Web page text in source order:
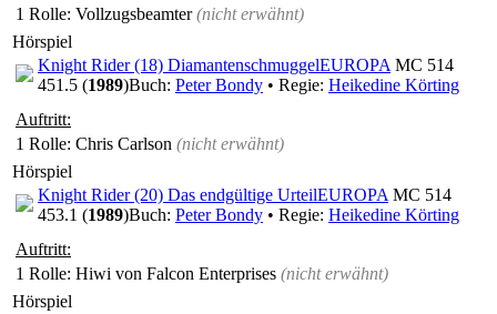
1 Rolle: Vollzugsbeamter(nicht erwähnt)
Hörspiel
Knight Rider (18) DiamantenschmuggelEUROPA MC 514
451.5 (1989)Buch: Peter Bondy • Regie: Heikedine Körting
Auftritt:
1 Rolle: Chris Carlson (nicht erwähnt)
Hörspiel
Knight Rider (20) Das endgültige UrteilEUROPA MC 514
453.1 (1989)Buch: Peter Bondy • Regie: Heikedine Körting
Auftritt:
1 Rolle: Hiwi von Falcon Enterprises (nicht erwähnt)
Hörspiel